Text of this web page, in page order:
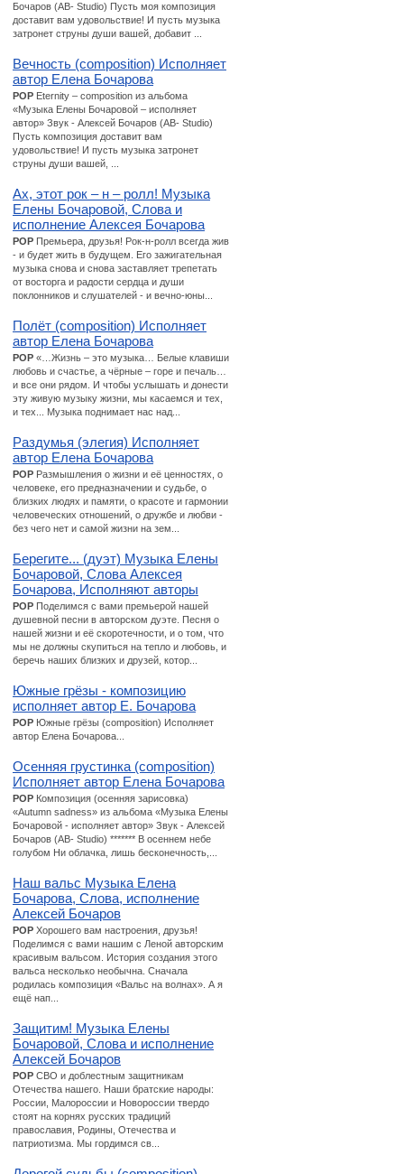
Бочаров (AB- Studio) Пусть моя композиция
доставит вам удовольствие! И пусть музыка
затронет струны души вашей, добавит ...
Вечность (composition) Исполняет
автор Елена Бочарова
POP Eternity – composition из альбома
«Музыка Елены Бочаровой – исполняет
автор» Звук - Алексей Бочаров (AB- Studio)
Пусть композиция доставит вам
удовольствие! И пусть музыка затронет
струны души вашей, ...
Ах, этот рок – н – ролл! Музыка
Елены Бочаровой, Слова и
исполнение Алексея Бочарова
POP Премьера, друзья! Рок-н-ролл всегда жив
- и будет жить в будущем. Его зажигательная
музыка снова и снова заставляет трепетать
от восторга и радости сердца и души
поклонников и слушателей - и вечно-юны...
Полёт (composition) Исполняет
автор Елена Бочарова
POP «…Жизнь – это музыка… Белые клавиши
любовь и счастье, а чёрные – горе и печаль…
и все они рядом. И чтобы услышать и донести
эту живую музыку жизни, мы касаемся и тех,
и тех... Музыка поднимает нас над...
Раздумья (элегия) Исполняет
автор Елена Бочарова
POP Размышления о жизни и её ценностях, о
человеке, его предназначении и судьбе, о
близких людях и памяти, о красоте и гармонии
человеческих отношений, о дружбе и любви -
без чего нет и самой жизни на зем...
Берегите... (дуэт) Музыка Елены
Бочаровой, Слова Алексея
Бочарова, Исполняют авторы
POP Поделимся с вами премьерой нашей
душевной песни в авторском дуэте. Песня о
нашей жизни и её скоротечности, и о том, что
мы не должны скупиться на тепло и любовь, и
беречь наших близких и друзей, котор...
Южные грёзы - композицию
исполняет автор Е. Бочарова
POP Южные грёзы (composition) Исполняет
автор Елена Бочарова...
Осенняя грустинка (composition)
Исполняет автор Елена Бочарова
POP Композиция (осенняя зарисовка)
«Autumn sadness» из альбома «Музыка Елены
Бочаровой - исполняет автор» Звук - Алексей
Бочаров (AB- Studio) ******* В осеннем небе
голубом Ни облачка, лишь бесконечность,...
Наш вальс Музыка Елена
Бочарова, Слова, исполнение
Алексей Бочаров
POP Хорошего вам настроения, друзья!
Поделимся с вами нашим с Леной авторским
красивым вальсом. История создания этого
вальса несколько необычна. Сначала
родилась композиция «Вальс на волнах». А я
ещё нап...
Защитим! Музыка Елены
Бочаровой, Слова и исполнение
Алексей Бочаров
POP СВО и доблестным защитникам
Отечества нашего. Наши братские народы:
России, Малороссии и Новороссии твердо
стоят на корнях русских традиций
православия, Родины, Отечества и
патриотизма. Мы гордимся св...